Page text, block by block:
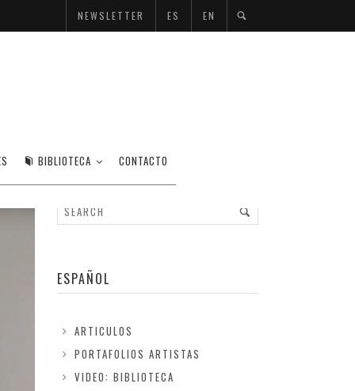
NEWSLETTER ES EN
BIBLIOTECA CONTACTO
ESPAÑOL
ARTICULOS
PORTAFOLIOS ARTISTAS
VIDEO: BIBLIOTECA